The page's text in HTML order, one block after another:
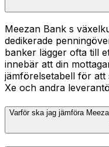
Meezan Bank s
dedikerade
banker lägger ofta till
innebär att din
jämförelsetabell för att
Xe och andra
Varför ska jag jämföra